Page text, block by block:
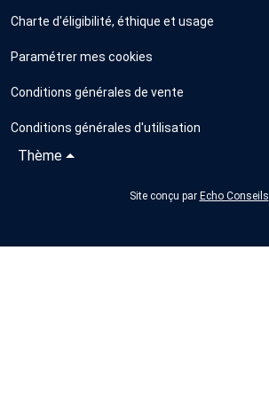
Charte d'éligibilité, éthique et usage
Paramétrer mes cookies
Conditions générales de vente
Conditions générales d'utilisation
Thème
Site conçu par Echo Conseils